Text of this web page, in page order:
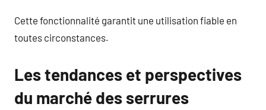
Cette fonctionnalité garantit une utilisation fiable en
toutes circonstances.
Les tendances et perspectives
du marché des serrures